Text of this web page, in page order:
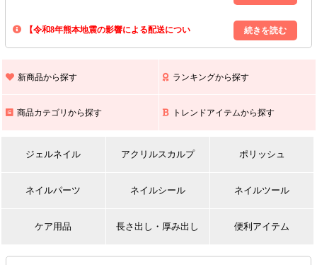
8/13(木)～8/16(日)の間｢出荷業務・お問い合わせ業務｣はお休みいたしま
上記期間中のご注文・お問い合わせは8/17(月)以降の対応となりますので
【令和8年熊本地震の影響による配送につい
また､ 九州全域でお荷物のお届けに遅延が生じております｡
新商品から探す ランキングから探す
商品カテゴリから探す トレンドアイテムから探す
ジェルネイル アクリルスカルプ ポリッシュ
ネイルパーツ ネイルシール ネイルツール
ケア用品 長さ出し・厚み出し 便利アイテム